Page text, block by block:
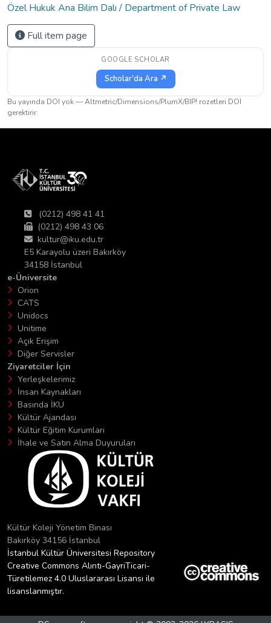
Özel Hukuk Ana Bilim Dalı / Department of Private Law
Full item page
GOOGLE SCHOLAR
Scholar'da Ara ↗
Bu yayında DOI yok — Altmetric/Dimensions/PlumX/BIP! rozetleri DOI
gerektirir.
(0212) 498 41 41
(0212) 498 43 06
kultur@iku.edu.tr
E5 Karayolu üzeri Bakırköy
34158 İstanbul
e-Üniversite
Orion
CATS
Unidocs
Unitime
Açık Erişim
Diğer Servisler
Ziyaretciler İçin
Yerleşkelerimiz
İnsan Kaynakları
Basında İKÜ
Kültür Ajandası
Kültür Eğitim Kurumları
İhale ve Satın Alma Duyuruları
Kültür Koleji Yönetim Binası
Bakırköy 34156 İstanbul
İstanbul Kültür Üniversitesi Repository
Creative Commons Alıntı-GayriTicari-
Türetilemez 4.0 Uluslararası Lisansı ile
lisanslanmıştır.